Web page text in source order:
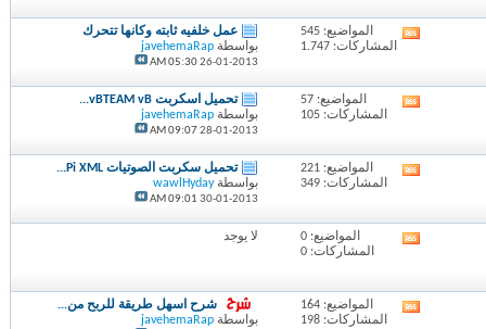
المنتدى
مشاهدة
تغذيات
المنتدى
المواضيع: 545
المشاركات: 1.747
عمل خلفيه ثابته وكأنها تتحرك
بواسطةjavehemaRap
26-01-2013
05:30 AM
مشاهدة
تغذيات
المنتدى
المواضيع: 57
المشاركات: 105
تحميل اسكربت vBTEAM vB...
بواسطةjavehemaRap
28-01-2013
09:07 AM
مشاهدة
تغذيات
المنتدى
المواضيع: 221
المشاركات: 349
تحميل سكربت الصوتيات Pi XML...
بواسطةwawlHyday
30-01-2013
09:01 AM
مشاهدة
تغذيات
المنتدى
المواضيع: 0
المشاركات: 0
لا يوجد
مشاهدة
تغذيات
المواضيع: 164
المشاركات: 198
شرح اسهل طريقة للربح من...
بواسطةjavehemaRap